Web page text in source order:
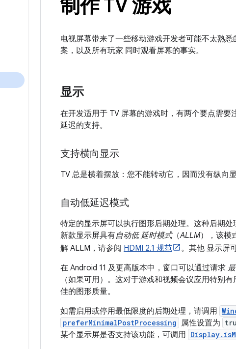
制作 TV 游戏
电视屏幕带来了一些移动游戏开发者可能不太熟
案，以及所有玩家 同时观看屏幕的事实。
显示
在开发适用于 TV 屏幕的游戏时，有两个要点需
延迟的支持。
支持横向显示
TV 总是横着摆放：您不能转动它，因而没有纵向
自动低延迟模式
特定的显示屏可以执行图形后期处理。这种后期
新款显示屏具有自动低 延时模式（ALLM），该模
解 ALLM，请参阅 HDMI 2.1 规范 。其他 显示屏
在 Android 11 及更高版本中，窗口可以通过请求
（如果可用）。这对于游戏和视频会议应用特别
佳的图形质量。
如需启用或停用最低限度的后期处理，请调用
preferMinimalPostProcessing 属性设置为
某个显示屏是否支持该功能，可调用